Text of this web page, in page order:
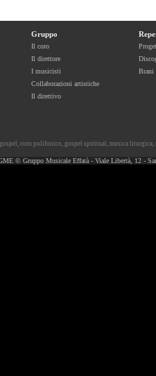
Gruppo
Il coro
Il direttore
I musicisti
Collaborazioni artistiche
Il direttivo
Brani
, coro polifonico, gospel spiritual , musica liturgica,
© Gruppo Musicale Effatà - Viale Libertà, 12 -